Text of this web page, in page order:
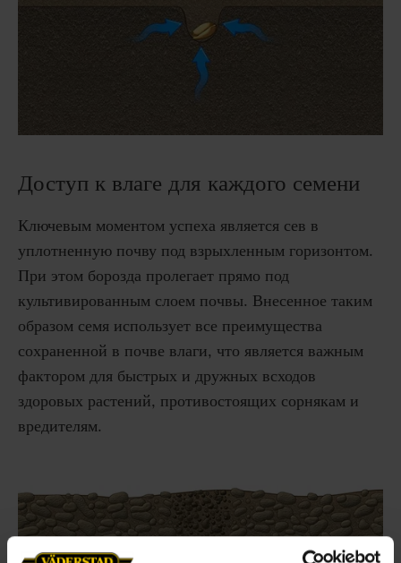
Доступ к влаге для каждого семени
Ключевым моментом успеха является сев в
уплотненную почву под взрыхленным горизонтом.
При этом борозда пролегает прямо под
культивированным слоем почвы. Внесенное таким
образом семя использует все преимущества
сохраненной в почве влаги, что является важным
фактором для быстрых и дружных всходов
здоровых растений, противостоящих сорнякам и
вредителям.